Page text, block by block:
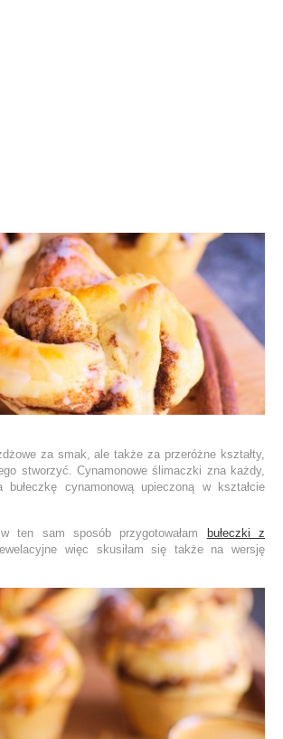
za smak, ale także za przeróżne kształty,
stworzyć. Cynamonowe ślimaczki zna każdy,
cynamonową upieczoną w kształcie
ten sam sposób przygotowałam
bułeczki z
więc skusiłam się także na wersję